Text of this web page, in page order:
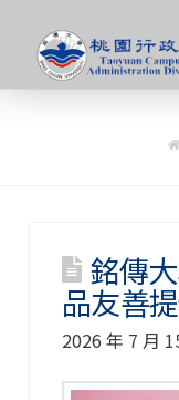
桃
園
政
處
銘傳
品友善
2026 年 7 月